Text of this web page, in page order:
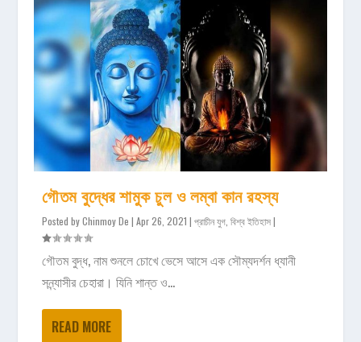
গৌতম বুদ্ধের শামুক চুল ও লম্বা কান রহস্য
Posted byChinmoy De |Apr 26, 2021 |প্রাচীন যুগ ,বিশ্ব ইতিহাস|
গৌতম বুদ্ধ, নাম শুনলে চোখে ভেসে আসে এক সৌম্যদর্শন ধ্যানী
সন্ন্যাসীর চেহারা। যিনি শান্ত ও...
READ MORE